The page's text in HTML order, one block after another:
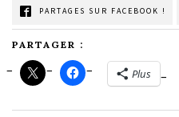
PARTAGES SUR FACEBOOK !
PARTAGER :
Plus